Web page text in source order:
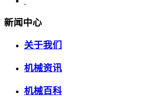
新闻中心
关于我们
机械资讯
机械百科